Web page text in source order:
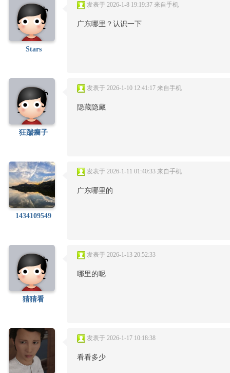
Stars
发表于 2026-1-8 19:19:37 来自手机
广东哪里？认识一下
狂踹瘸子
发表于 2026-1-10 12:41:17 来自手机
隐藏隐藏
1434109549
发表于 2026-1-11 01:40:33 来自手机
广东哪里的
猜猜看
发表于 2026-1-13 20:52:33
哪里的呢
发表于 2026-1-17 10:18:38
看看多少